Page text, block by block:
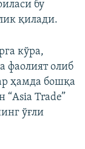
бу
қилади.
кўра,
фаолият олиб
ҳамда бошқа
Trade”
ўғли